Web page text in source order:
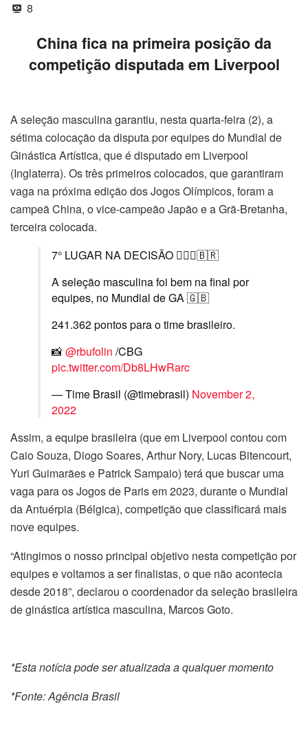
8
China fica na primeira posição da
competição disputada em Liverpool
A seleção masculina garantiu, nesta quarta-feira (2), a
sétima colocação da disputa por equipes do Mundial de
Ginástica Artística, que é disputado em Liverpool
(Inglaterra). Os três primeiros colocados, que garantiram
vaga na próxima edição dos Jogos Olímpicos, foram a
campeã China, o vice-campeão Japão e a Grã-Bretanha,
terceira colocada.
7° LUGAR NA DECISÃO 🤸🏻‍♂️🇧🇷
A seleção masculina foi bem na final por
equipes, no Mundial de GA 🇬🇧
241.362 pontos para o time brasileiro.
📸@rbufolin /CBG
pic.twitter.com/Db8LHwRarc
— Time Brasil (@timebrasil) November 2,
2022
Assim, a equipe brasileira (que em Liverpool contou com
Caio Souza, Diogo Soares, Arthur Nory, Lucas Bitencourt,
Yuri Guimarães e Patrick Sampaio) terá que buscar uma
vaga para os Jogos de Paris em 2023, durante o Mundial
da Antuérpia (Bélgica), competição que classificará mais
nove equipes.
“Atingimos o nosso principal objetivo nesta competição por
equipes e voltamos a ser finalistas, o que não acontecia
desde 2018”, declarou o coordenador da seleção brasileira
de ginástica artística masculina, Marcos Goto.
*Esta notícia pode ser atualizada a qualquer momento
*Fonte: Agência Brasil